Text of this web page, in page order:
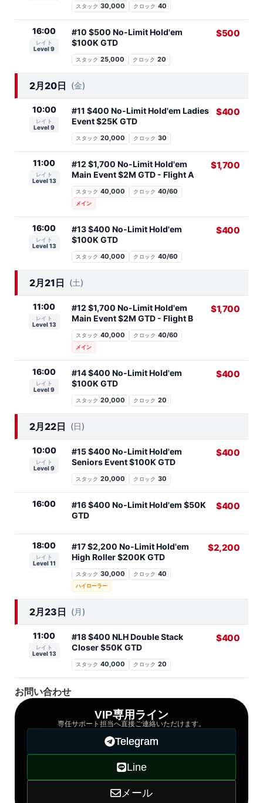
スタック 30,000 クロック 40
16:00
レイト
Level 9
#10 $500 No-Limit Hold'em
$100K GTD
スタック 25,000 クロック 20
$500
2月20日 (金)
10:00
レイト
Level 9
#11 $400 No-Limit Hold'em Ladies
Event $25K GTD
スタック 20,000 クロック 30
$400
11:00
レイト
Level 13
#12 $1,700 No-Limit Hold'em
Main Event $2M GTD - Flight A
スタック 40,000 クロック 40/60
メイン
$1,700
16:00
レイト
Level 13
#13 $400 No-Limit Hold'em
$100K GTD
スタック 40,000 クロック 40/60
$400
2月21日 (土)
11:00
レイト
Level 13
#12 $1,700 No-Limit Hold'em
Main Event $2M GTD - Flight B
スタック 40,000 クロック 40/60
メイン
$1,700
16:00
レイト
Level 9
#14 $400 No-Limit Hold'em
$100K GTD
スタック 20,000 クロック 20
$400
2月22日 (日)
10:00
レイト
Level 9
#15 $400 No-Limit Hold'em
Seniors Event $100K GTD
スタック 20,000 クロック 30
$400
16:00
#16 $400 No-Limit Hold'em $50K
GTD
$400
18:00
レイト
Level 11
#17 $2,200 No-Limit Hold'em
High Roller $200K GTD
スタック 30,000 クロック 40
ハイローラー
$2,200
2月23日 (月)
11:00
レイト
Level 13
#18 $400 NLH Double Stack
Closer $50K GTD
スタック 40,000 クロック 20
$400
お問い合わせ
VIP専用ライン
専任サポート担当へ直接ご連絡いただけます。
Telegram
Line
メール